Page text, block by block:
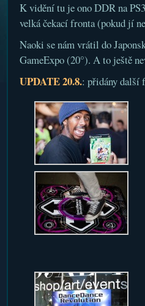
K vidění tu je ono DDR na
velká čekací fronta (pokud jí
Naoki se nám vrátil do
GameExpo (20°). A to ještě
UPDATE 20.8.: přidány další